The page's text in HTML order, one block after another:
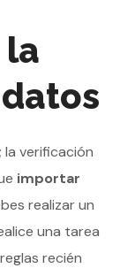
la
la verificación
importar
realizar un
una tarea
recién